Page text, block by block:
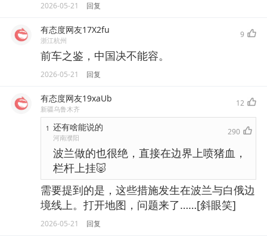
2026-05-21 回复
有态度网友17X2fu
浙江杭州
9
前车之鉴，中国决不能容。
2026-05-21 回复
有态度网友19xaUb
新疆乌鲁木齐
12
1 还有啥能说的
河南濮阳
290
波兰做的也很绝，直接在边界上喷猪血，
栏杆上挂🐷
需要提到的是，这些措施发生在波兰与白俄边
境线上。打开地图，问题来了……[斜眼笑]
2026-05-21 回复